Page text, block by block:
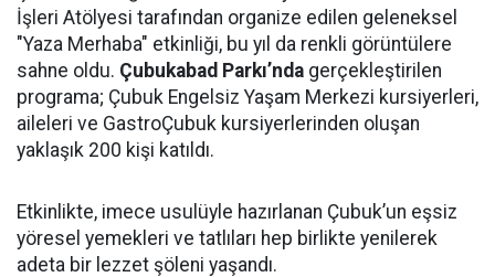
İşleri Atölyesi tarafından organize edilen geleneksel
"Yaza Merhaba" etkinliği, bu yıl da renkli görüntülere
sahne oldu. Çubukabad Parkı’nda gerçekleştirilen
programa; Çubuk Engelsiz Yaşam Merkezi kursiyerleri,
aileleri ve GastroÇubuk kursiyerlerinden oluşan
yaklaşık 200 kişi katıldı.
Etkinlikte, imece usulüyle hazırlanan Çubuk’un eşsiz
yöresel yemekleri ve tatlıları hep birlikte yenilerek
adeta bir lezzet şöleni yaşandı.